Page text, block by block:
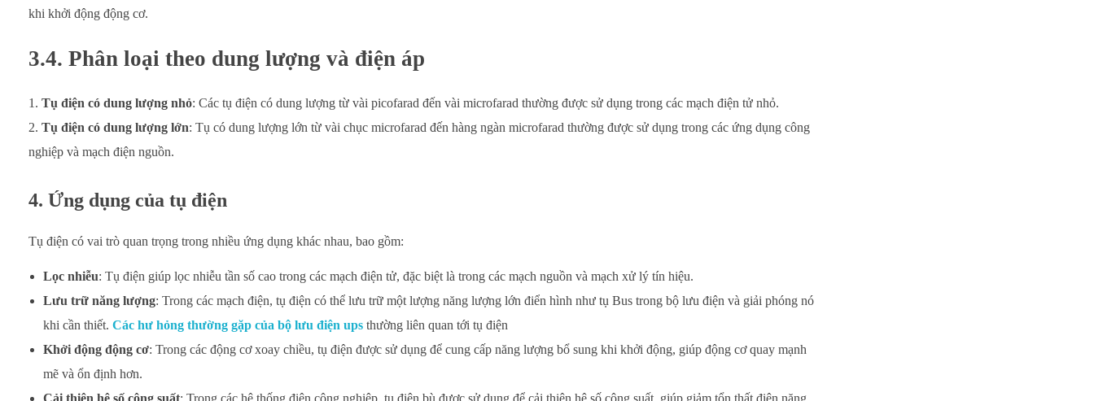
khi khởi động động cơ.
3.4. Phân loại theo dung lượng và điện áp
Tụ điện có dung lượng nhỏ: Các tụ điện có dung lượng từ vài picofarad đến vài microfarad thường được sử dụng trong các mạch điện tử nhỏ.
Tụ điện có dung lượng lớn: Tụ có dung lượng lớn từ vài chục microfarad đến hàng ngàn microfarad thường được sử dụng trong các ứng dụng công
nghiệp và mạch điện nguồn.
4. Ứng dụng của tụ điện
Tụ điện có vai trò quan trọng trong nhiều ứng dụng khác nhau, bao gồm:
Lọc nhiễu: Tụ điện giúp lọc nhiễu tần số cao trong các mạch điện tử, đặc biệt là trong các mạch nguồn và mạch xử lý tín hiệu.
Lưu trữ năng lượng: Trong các mạch điện, tụ điện có thể lưu trữ một lượng năng lượng lớn điển hình như tụ Bus trong bộ lưu điện và giải phóng nó
khi cần thiết. Các hư hỏng thường gặp của bộ lưu điện upsthường liên quan tới tụ điện
Khởi động động cơ: Trong các động cơ xoay chiều, tụ điện được sử dụng để cung cấp năng lượng bổ sung khi khởi động, giúp động cơ quay mạnh
mẽ và ổn định hơn.
Cải thiện hệ số công suất: Trong các hệ thống điện công nghiệp, tụ điện bù được sử dụng để cải thiện hệ số công suất, giúp giảm tổn thất điện năng